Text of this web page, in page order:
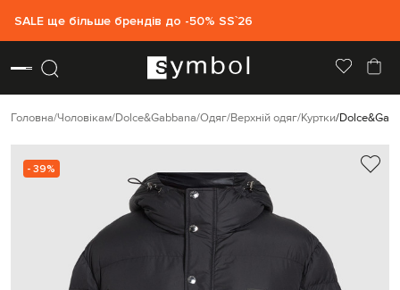
SALE ще більше брендів до -50% SS`26
Головна Чоловікам Dolce&Gabbana Одяг Верхній одяг Куртки
- 39%